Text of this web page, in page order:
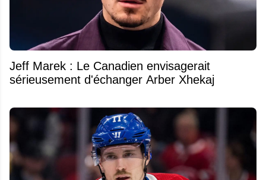
Jeff Marek : Le Canadien envisagerait
sérieusement d'échanger Arber Xhekaj